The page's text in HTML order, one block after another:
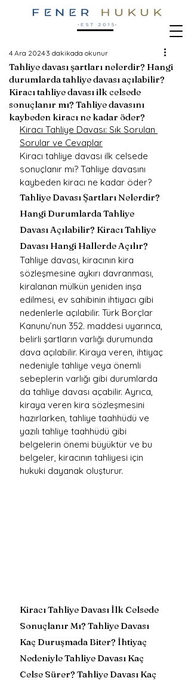
Tahliye davası şartları nelerdir? Hangi
durumlarda tahliye davası açılabilir?
Kiracı tahliye davası ilk celsede
sonuçlanır mı? Tahliye davasını
kaybeden kiracı ne kadar öder?
4 Ara 2024 3 dakikada okunur
Kiracı Tahliye Davası: Sık Sorulan
Sorular ve Cevaplar
Kiracı tahliye davası ilk celsede
sonuçlanır mı? Tahliye davasını
kaybeden kiracı ne kadar öder?
Tahliye Davası Şartları Nelerdir?
Hangi Durumlarda Tahliye
Davası Açılabilir? Kiracı Tahliye
Davası Hangi Hallerde Açılır?
Tahliye davası, kiracının kira
sözleşmesine aykırı davranması,
kiralanan mülkün yeniden inşa
edilmesi, ev sahibinin ihtiyacı gibi
nedenlerle açılabilir. Türk Borçlar
Kanunu’nun 352. maddesi uyarınca,
belirli şartların varlığı durumunda
dava açılabilir. Kiraya veren, ihtiyaç
nedeniyle tahliye veya önemli
sebeplerin varlığı gibi durumlarda
da tahliye davası açabilir. Ayrıca,
kiraya veren kira sözleşmesini
hazırlarken, tahliye taahhüdü ve
yazılı tahliye taahhüdü gibi
belgelerin önemi büyüktür ve bu
belgeler, kiracının tahliyesi için
hukuki dayanak oluşturur.
Kiracı Tahliye Davası İlk Celsede
Sonuçlanır Mı? Tahliye Davası
Kaç Duruşmada Biter? İhtiyaç
Nedeniyle Tahliye Davası Kaç
Celse Sürer? Tahliye Davası Kaç